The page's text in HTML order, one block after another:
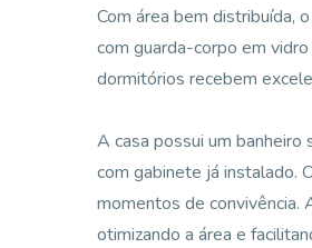
Com área bem distribuída,
com guarda-corpo em
dormitórios recebem
A casa possui um banheiro
com gabinete já instalado.
momentos de convivência.
otimizando a área e